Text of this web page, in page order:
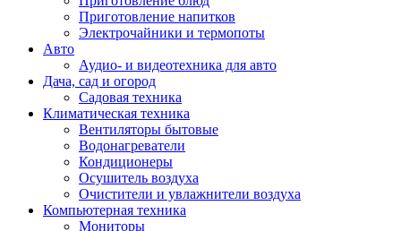
Приготовление напитков
Электрочайники и термопоты
Авто
Аудио- и видеотехника для авто
Дача, сад и огород
Садовая техника
Климатическая техника
Вентиляторы бытовые
Водонагреватели
Кондиционеры
Осушитель воздуха
Очистители и увлажнители воздуха
Компьютерная техника
Мониторы